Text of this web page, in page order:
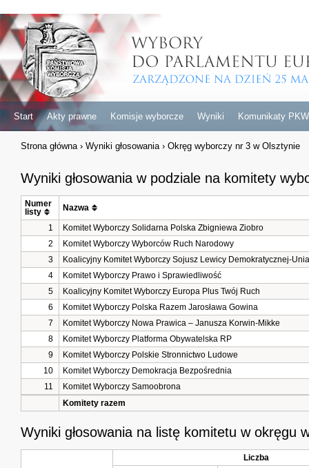
Start Akty prawne Komisje wyborcze Wyniki Komunikaty PKW
Strona główna › Wyniki głosowania › Okręg wyborczy nr 3 w Olsztynie
Wyniki głosowania w podziale na komitety
Numer
listy
Nazwa
1
Komitet Wyborczy Solidarna Polska Zbigniewa Ziobro
2
Komitet Wyborczy Wyborców Ruch Narodowy
3
Koalicyjny Komitet Wyborczy Sojusz Lewicy Demokratycznej-
4
Komitet Wyborczy Prawo i Sprawiedliwość
5
Koalicyjny Komitet Wyborczy Europa Plus Twój Ruch
6
Komitet Wyborczy Polska Razem Jarosława Gowina
7
Komitet Wyborczy Nowa Prawica – Janusza Korwin-Mikke
8
Komitet Wyborczy Platforma Obywatelska RP
9
Komitet Wyborczy Polskie Stronnictwo Ludowe
10
Komitet Wyborczy Demokracja Bezpośrednia
11
Komitet Wyborczy Samoobrona
Komitety razem
Wyniki głosowania na listę komitetu w okręgu
Liczba